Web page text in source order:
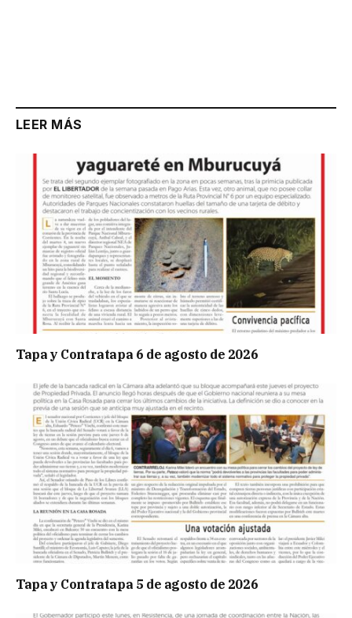
LEER MÁS
Tapa y Contratapa 6 de agosto de 2026
Tapa y Contratapa 5 de agosto de 2026